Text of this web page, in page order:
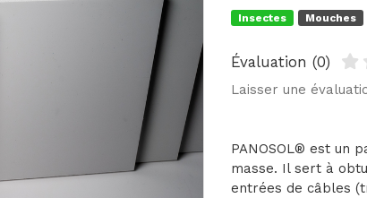
Insectes Mouches
Évaluation (0)
Laisser une
PANOSOL® est un
masse. Il sert à
entrées de câbles